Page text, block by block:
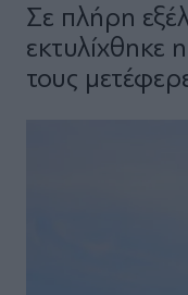
Σε πλήρη
εκτυλίχθηκε
τους